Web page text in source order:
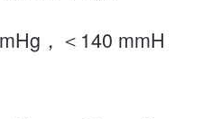
，＜140 mmH